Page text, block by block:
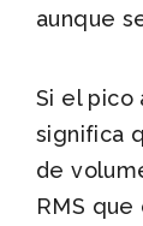
aunque
Si el pico
significa
de
RMS que